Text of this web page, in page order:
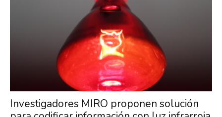
Investigadores MIRO proponen solución